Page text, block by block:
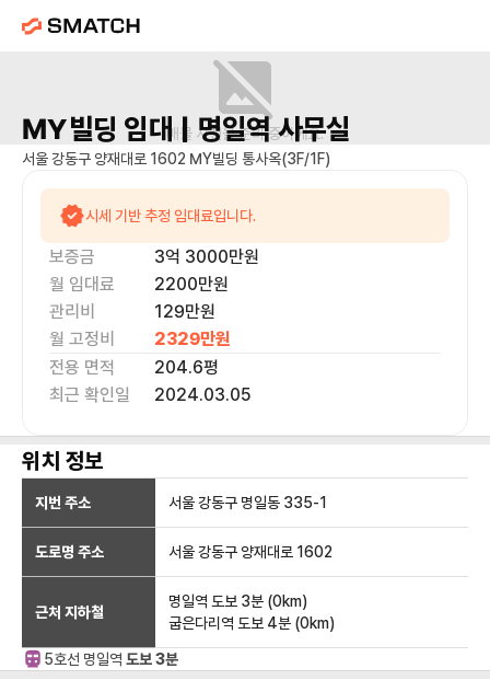
매물 사진을 준비 중이에요.
MY빌딩 임대 | 명일역사무실
서울 강동구 양재대로 1602 MY빌딩 통사옥(3F/1F)
시세 기반 추정 임대료입니다.
보증금 3억 3000만원
월 임대료
2200만원
관리비
129만원
월 고정비
2329만원
전용 면적
204.6평
최근 확인일
2024.03.05
위치 정보
지번 주소 서울 강동구 명일동 335-1
도로명 주소 서울 강동구 양재대로 1602
근처 지하철
명일역 도보 3분 (0km)
굽은다리역 도보 4분 (0km)
5호선 명일역 도보 3분